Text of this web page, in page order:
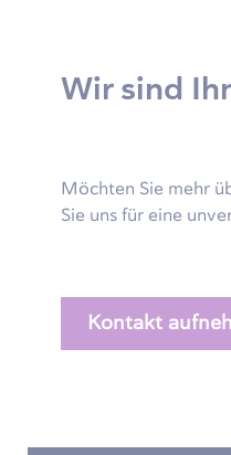
Wir sind
Möchten Sie mehr
Sie uns für eine
Kontakt